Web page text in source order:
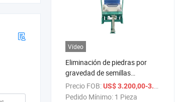
Vídeo
Eliminación de piedras por
gravedad de semillas
vegetales con alta calidad y
capacidad
Precio FOB:US$ 3.200,00-3.400,00
Pedido Mínimo: 1 Pieza